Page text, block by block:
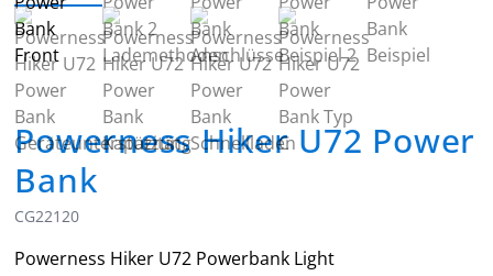
Powerness Hiker U72 Power
Bank
CG22120
Powerness Hiker U72 Powerbank Light